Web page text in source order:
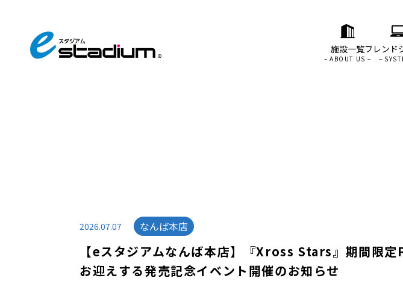
施設一覧フレンド
2026.07.07 なんば本店
【eスタジアムなんば本店】『Xross Stars』期間限
お迎えする発売記念イベント開催のお知らせ